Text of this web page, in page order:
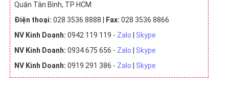
Quận Tân Bình, TP HCM
Điện thoại: 028 3536 8888 | Fax: 028 3536 8866
NV Kinh Doanh: 0942 119 119 - Zalo
Skype
NV Kinh Doanh: 0934 675 656 - Zalo
Skype
NV Kinh Doanh: 0919 291 386 - Zalo Skype